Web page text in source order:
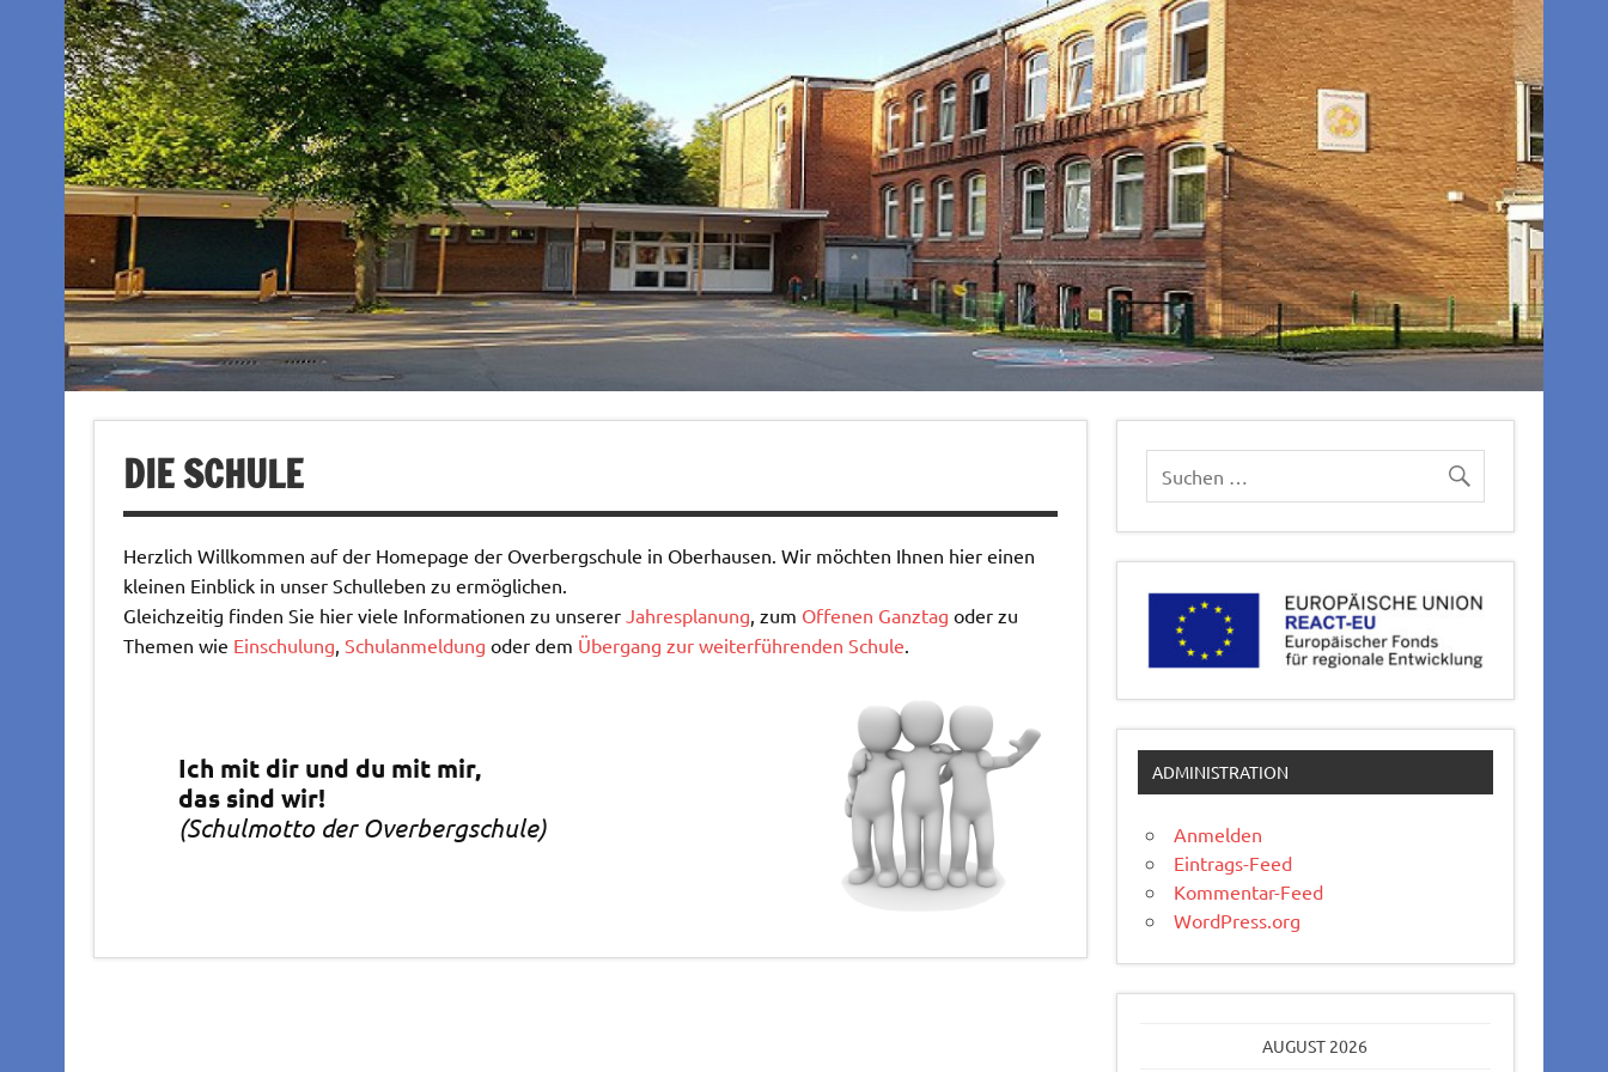
DIE SCHULE
Herzlich Willkommen auf der Homepage der Overbergschule in Oberhausen. Wir möchten Ihnen hier einen
kleinen Einblick in unser Schulleben zu ermöglichen.
Gleichzeitig finden Sie hier viele Informationen zu unserer Jahresplanung, zum Offenen Ganztag oder zu
Themen wie Einschulung, Schulanmeldung oder dem Übergang zur weiterführenden Schule.
Ich mit dir und du mit mir,
das sind wir!
(Schulmotto der Overbergschule)
ADMINISTRATION
Anmelden
Eintrags-Feed
Kommentar-Feed
WordPress.org
AUGUST 2026